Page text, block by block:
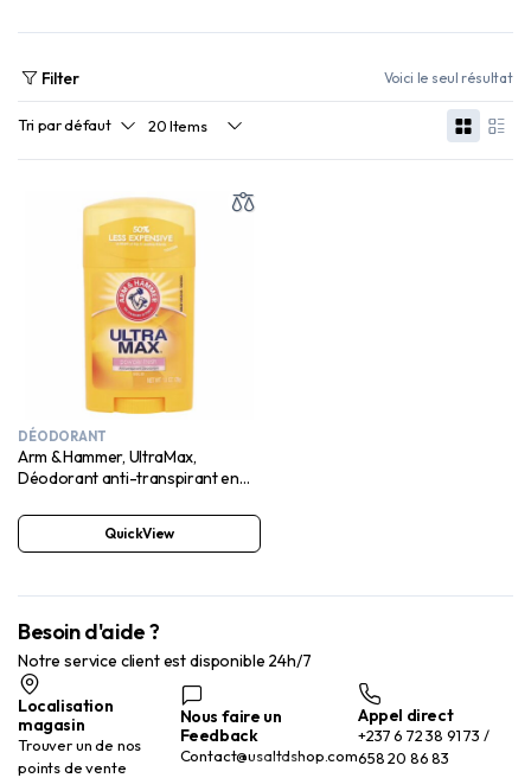
Filter Voici le seul résultat
DÉODORANT
Arm & Hammer, UltraMax,
Déodorant anti-transpirant en
QuickView
Besoin d'aide ?
Notre service client est disponible 24h/7
Localisation
magasin
Trouver un de nos
points de vente
Nous faire un
Feedback
Contact@usaltdshop.com
Appel direct
+237 6 72 38 91 73 /
658 20 86 83